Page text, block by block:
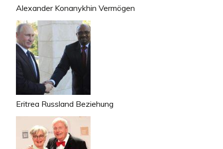
Alexander Konanykhin Vermögen
Eritrea Russland Beziehung